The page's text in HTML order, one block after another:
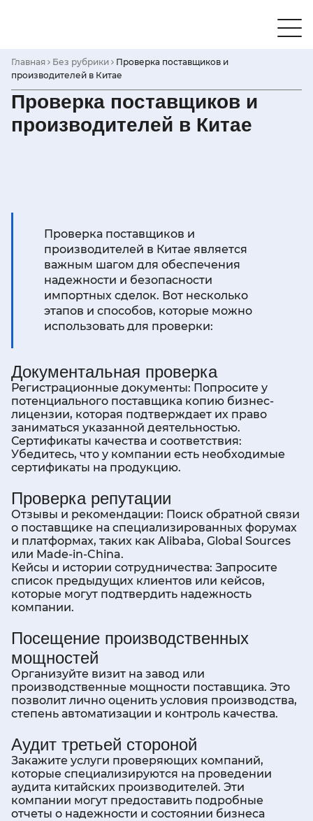
Главная Без рубрики
Проверка поставщиков и
производителей в Китае
Проверка поставщиков и
производителей в Китае
Проверка поставщиков и
производителей в Китае является
важным шагом для обеспечения
надежности и безопасности
импортных сделок. Вот несколько
этапов и способов, которые можно
использовать для проверки:
Документальная проверка
Регистрационные документы: Попросите у
потенциального поставщика копию бизнес-
лицензии, которая подтверждает их право
заниматься указанной деятельностью.
Сертификаты качества и соответствия:
Убедитесь, что у компании есть необходимые
сертификаты на продукцию.
Проверка репутации
Отзывы и рекомендации: Поиск обратной связи
о поставщике на специализированных форумах
и платформах, таких как Alibaba, Global Sources
или Made-in-China.
Кейсы и истории сотрудничества: Запросите
список предыдущих клиентов или кейсов,
которые могут подтвердить надежность
компании.
Посещение производственных
мощностей
Организуйте визит на завод или
производственные мощности поставщика. Это
позволит лично оценить условия производства,
степень автоматизации и контроль качества.
Аудит третьей стороной
Закажите услуги проверяющих компаний,
которые специализируются на проведении
аудита китайских производителей. Эти
компании могут предоставить подробные
отчеты о надежности и состоянии бизнеса